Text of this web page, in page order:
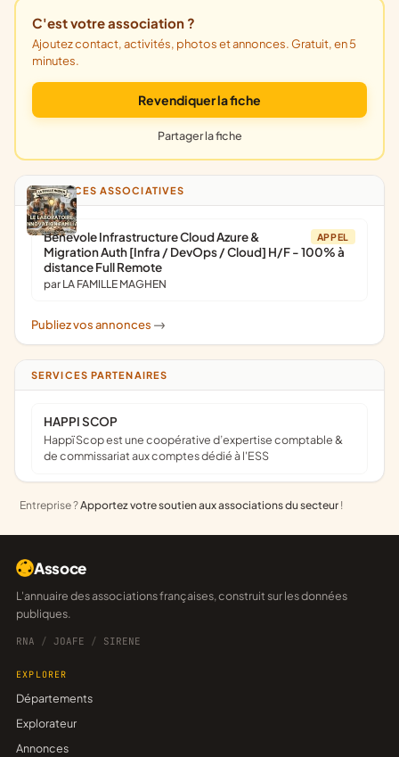
C'est votre association ?
Ajoutez contact, activités, photos et annonces. Gratuit, en 5
minutes.
Revendiquer la fiche
Partager la fiche
ANNONCES ASSOCIATIVES
APPEL
Bénévole Infrastructure Cloud Azure &
Migration Auth [Infra / DevOps / Cloud] H/F - 100% à
distance Full Remote
par LA FAMILLE MAGHEN
Publiez vos annonces ->
SERVICES PARTENAIRES
HAPPI SCOP
Happï Scop est une coopérative d’expertise comptable &
de commissariat aux comptes dédié à l'ESS
Entreprise ?Apportez votre soutien aux associations du secteur !
Assoce
L'annuaire des associations françaises, construit sur les données
publiques.
RNA / JOAFE / SIRENE
EXPLORER
Départements
Explorateur
Annonces